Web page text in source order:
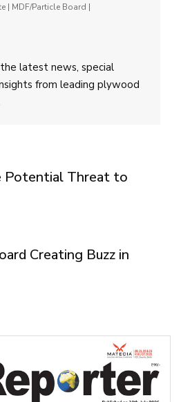
| MDF/Particle Board |
latest news, special
from leading plywood
Potential Threat to
Creating Buzz in